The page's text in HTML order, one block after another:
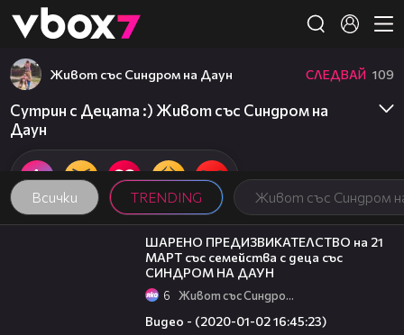
👾
Всички TRENDING Живот със Синдром
Живот със Синдром на Даун СЛЕДВАЙ 109
Сутрин с Децата :) Живот със Синдром на
Даун
26:09
ШАРЕНО ПРЕДИЗВИКАТЕЛСТВО на 21
МАРТ със семейства с деца със
СИНДРОМ НА ДАУН
6 Живот със Синдром на Даун
Видео - (2020-01-02 16:45:23)